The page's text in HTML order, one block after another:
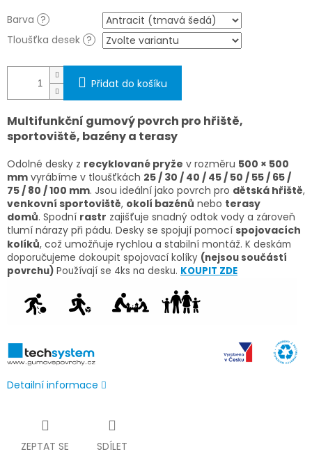
Barva ?
Tloušťka desek ?
Přidat do košíku
Multifunkční gumový povrch pro hřiště,
sportoviště, bazény a terasy
Odolné desky z recyklované pryže v rozměru 500 × 500
mm vyrábíme v tloušťkách 25 / 30 / 40 / 45 / 50 / 55 / 65 /
75 / 80 / 100 mm. Jsou ideální jako povrch pro dětská hřiště,
venkovní sportoviště, okolí bazénů nebo terasy
domů. Spodní rastr zajišťuje snadný odtok vody a zároveň
tlumí nárazy při pádu. Desky se spojují pomocí spojovacích
kolíků, což umožňuje rychlou a stabilní montáž. K deskám
doporučujeme dokoupit spojovací kolíky (nejsou součástí
povrchu) Používají se 4ks na desku. KOUPIT ZDE
Detailní informace
ZEPTAT SE SDÍLET